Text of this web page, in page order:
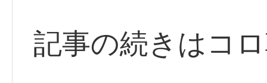
記事の続きはコ